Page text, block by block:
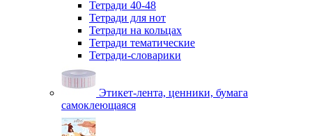
Тетради 40-48
Тетради для нот
Тетради на кольцах
Тетради тематические
Тетради-словарики
Этикет-лента, ценники, бумага
самоклеющаяся